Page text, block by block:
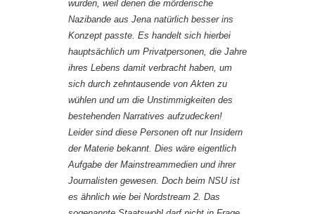
wurden, weil denen die mörderische
Nazibande aus Jena natürlich besser ins
Konzept passte. Es handelt sich hierbei
hauptsächlich um Privatpersonen, die Jahre
ihres Lebens damit verbracht haben, um
sich durch zehntausende von Akten zu
wühlen und um die Unstimmigkeiten des
bestehenden Narratives aufzudecken!
Leider sind diese Personen oft nur Insidern
der Materie bekannt. Dies wäre eigentlich
Aufgabe der Mainstreammedien und ihrer
Journalisten gewesen. Doch beim NSU ist
es ähnlich wie bei Nordstream 2. Das